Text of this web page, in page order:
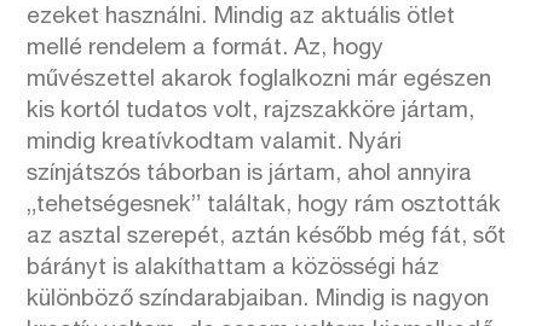
ezeket használni. Mindig az aktuális ötlet
mellé rendelem a formát. Az, hogy
művészettel akarok foglalkozni már egészen
kis kortól tudatos volt, rajzszakköre jártam,
mindig kreatívkodtam valamit. Nyári
színjátszós táborban is jártam, ahol annyira
„tehetségesnek” találtak, hogy rám osztották
az asztal szerepét, aztán később még fát, sőt
bárányt is alakíthattam a közösségi ház
különböző színdarabjaiban. Mindig is nagyon